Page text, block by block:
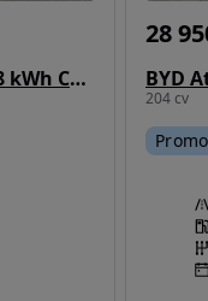
BYD Atto 3 60.48 kWh Comfort
204 cv
28